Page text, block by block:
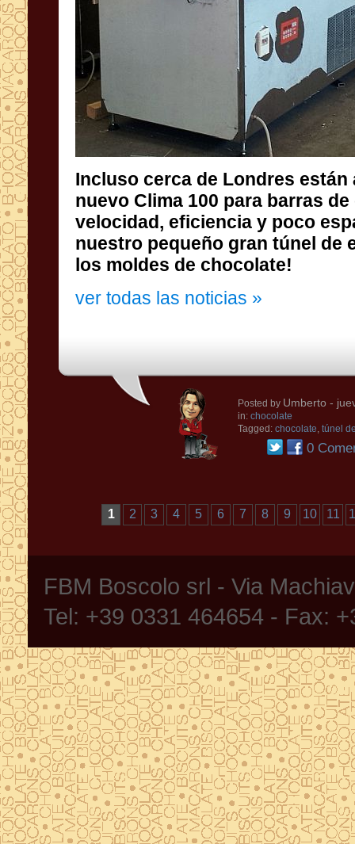
Incluso cerca de Londres están
nuevo Clima 100 para barras
velocidad, eficiencia y poco
nuestro pequeño gran túnel de
los moldes de chocolate!
ver todas las noticias »
Posted by Umberto -
in: chocolate
Tagged: chocolate, túnel
0
1 2 3 4 5 6 7 8 9 10 11
FBM Boscolo srl - Via
Tel: +39 0331 464654 - Fax: